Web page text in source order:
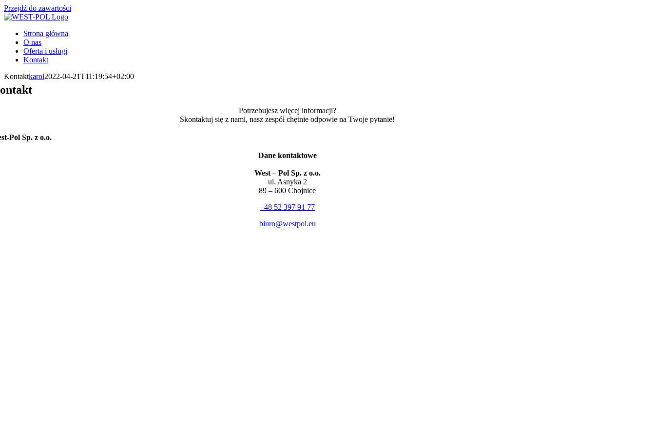
Przejdź do zawartości
Strona główna
O nas
Oferta i usługi
Kontakt
Kontaktkarol2022-04-21T11:19:54+02:00
Potrzebujesz więcej informacji?
Skontaktuj się z nami, nasz zespół chętnie odpowie na Twoje pytanie!
Pol Sp. z o.o.
Dane kontaktowe
West – Pol Sp. z o.o.
ul. Asnyka 2
89 – 600 Chojnice
+48 52 397 91 77
biuro@westpol.eu